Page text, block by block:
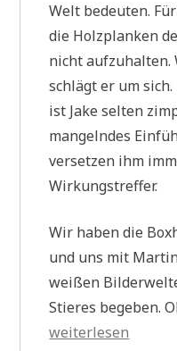
Welt bedeuten.
die Holzplanken
nicht aufzuhalten.
schlägt er um
ist Jake selten
mangelndes
versetzen ihm
Wirkungstreffer.
Wir haben die
und uns mit
weißen
Stieres begeben.
weiterlesen